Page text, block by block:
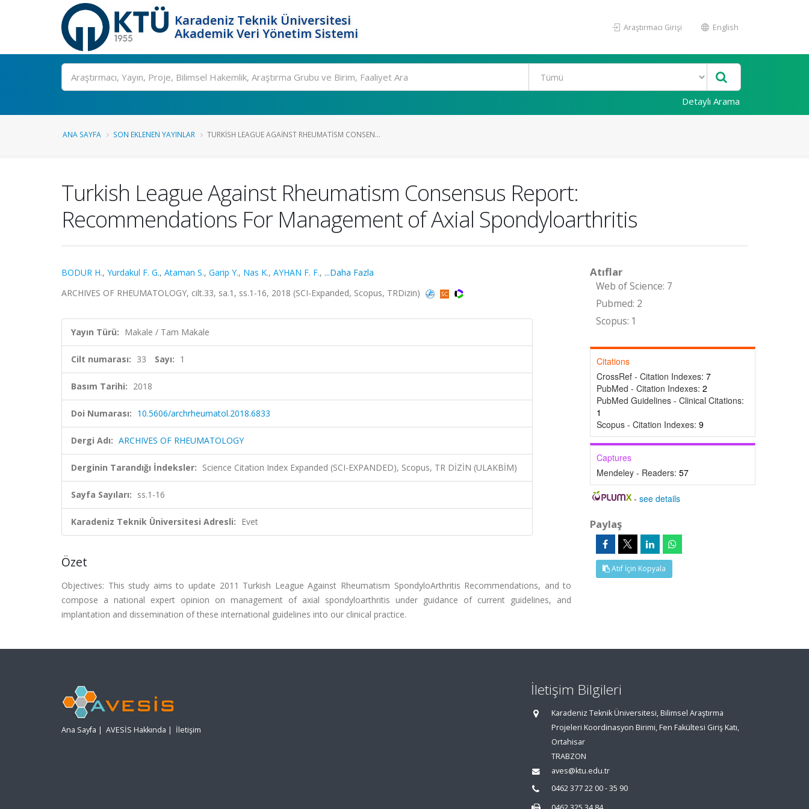
Karadeniz Teknik Üniversitesi
Akademik Veri Yönetim Sistemi
Araştırmacı Girişi English
Ara
Detaylı Arama
ANA SAYFA SON EKLENEN YAYINLAR TURKISH LEAGUE AGAINST RHEUMATISM CONSEN...
Turkish League Against Rheumatism Consensus Report:
Recommendations For Management of Axial Spondyloarthritis
BODUR H., Yurdakul F. G., Ataman S., Garip Y., Nas K., AYHAN F. F., ...Daha Fazla
ARCHIVES OF RHEUMATOLOGY, cilt.33, sa.1, ss.1-16, 2018 (SCI-Expanded, Scopus, TRDizin)
Yayın Türü: Makale / Tam Makale
Cilt numarası: 33 Sayı: 1
Basım Tarihi: 2018
Doi Numarası: 10.5606/archrheumatol.2018.6833
Dergi Adı: ARCHIVES OF RHEUMATOLOGY
Derginin Tarandığı İndeksler: Science Citation Index Expanded (SCI-EXPANDED), Scopus, TR DİZİN (ULAKBİM)
Sayfa Sayıları: ss.1-16
Karadeniz Teknik Üniversitesi Adresli: Evet
Özet
Objectives: This study aims to update 2011 Turkish League Against Rheumatism SpondyloArthritis Recommendations, and to
compose a national expert opinion on management of axial spondyloarthritis under guidance of current guidelines, and
implantation and dissemination of these international guidelines into our clinical practice.
Atıflar
Web of Science: 7
Pubmed: 2
Scopus: 1
Citations
CrossRef - Citation Indexes: 7
PubMed - Citation Indexes: 2
PubMed Guidelines - Clinical Citations:
1
Scopus - Citation Indexes: 9
Captures
Mendeley - Readers: 57
-see details
Paylaş
Atıf İçin Kopyala
Ana Sayfa | AVESİS Hakkında | İletişim
İletişim Bilgileri
Karadeniz Teknik Üniversitesi, Bilimsel Araştırma
Projeleri Koordinasyon Birimi, Fen Fakültesi Giriş Katı,
Ortahisar
TRABZON
aves@ktu.edu.tr
0462 377 22 00 - 35 90